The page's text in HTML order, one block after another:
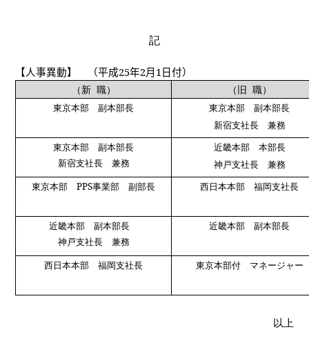
記
【人事異動】 （平成25年2月 1日付）
（新 職） （旧 職）
東京本部 副本部長
東京本部 副本部長
新宿支社長 兼務
東京本部 副本部長
新宿支社長 兼務
近畿本部 本部長
神戸支社長 兼務
東京本部PPS事業部 副部長 西日本本部 福岡支社長
近畿本部 副本部長
神戸支社長 兼務
近畿本部 副本部長
西日本本部 福岡支社長 東京本部付 マネージャー
以上